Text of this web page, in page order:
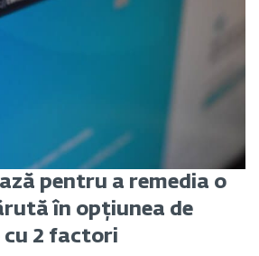
pentru a remedia o
în opțiunea de
2 factori